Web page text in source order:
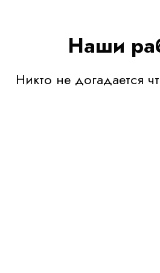
Наши
Никто не догадается